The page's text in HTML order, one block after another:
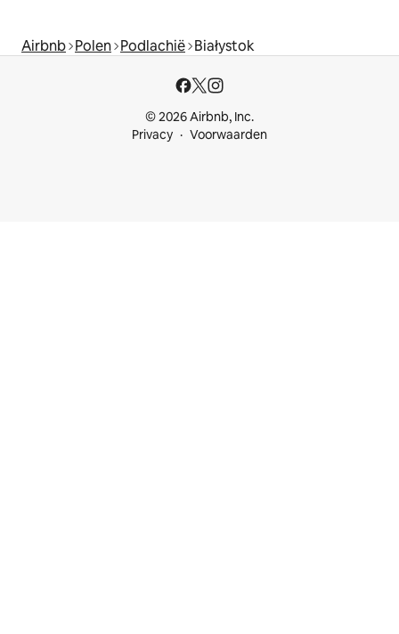
Airbnb Polen Podlachië Białystok
© 2026 Airbnb, Inc.
Privacy
Voorwaarden